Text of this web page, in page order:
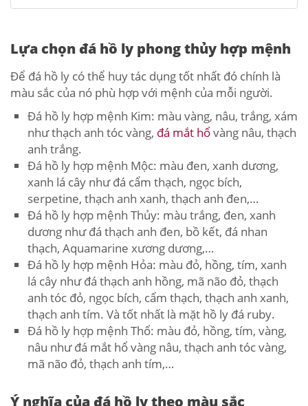
Lựa chọn đá hồ ly phong thủy hợp mệnh
Để đá hồ ly có thể huy tác dụng tốt nhất đó chính là
màu sắc của nó phù hợp với mệnh của mỗi người.
Đá hồ ly hợp mệnh Kim: màu vàng, nâu, trắng, xám
như thạch anh tóc vàng, đá mắt hổvàng nâu, thạch
anh trắng.
Đá hồ ly hợp mệnh Mộc: màu đen, xanh dương,
xanh lá cây như đá cẩm thạch, ngọc bích,
serpetine, thạch anh xanh, thạch anh đen,…
Đá hồ ly hợp mệnh Thủy: màu trắng, đen, xanh
dương như đá thạch anh đen, bồ kết, đá nhan
thạch, Aquamarine xương dương,…
Đá hồ ly hợp mệnh Hỏa: màu đỏ, hồng, tím, xanh
lá cây như đá thạch anh hồng, mã não đỏ, thạch
anh tóc đỏ, ngọc bích, cẩm thạch, thạch anh xanh,
thạch anh tím. Và tốt nhất là mặt hồ ly đá ruby.
Đá hồ ly hợp mệnh Thổ: màu đỏ, hồng, tím, vàng,
nâu như đá mắt hổ vàng nâu, thạch anh tóc vàng,
mã não đỏ, thạch anh tím,…
Ý nghĩa của đá hồ ly theo màu sắc